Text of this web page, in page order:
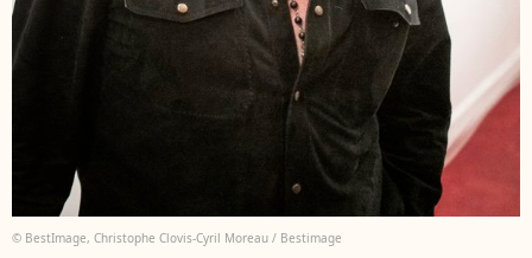
© BestImage, Christophe Clovis-Cyril Moreau / Bestimage